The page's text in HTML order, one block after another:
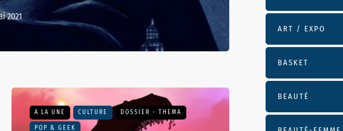
2021
A LA UNE CULTURE DOSSIER - THEMA
POP & GEEK
ART / EXPO
BASKET
BEAUTÉ